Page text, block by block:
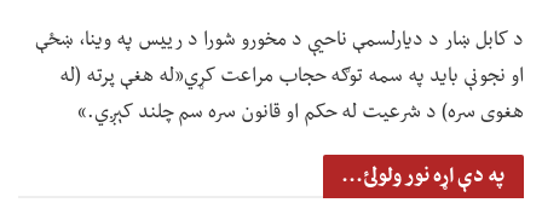
د کابل ښار د دیارلسمې ناحیې د مخورو شورا د رییس په وینا، ښځې
او نجونې باید په سمه توګه حجاب مراعت کړي«له هغې پرته (له
هغوی سره) د شرعیت له حکم او قانون سره سم چلند کېږي.»
په دې اړه نور ولولئ...